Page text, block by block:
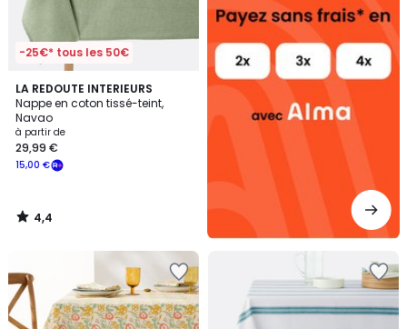
-25€* tous les 50€
LA REDOUTE INTERIEURS
Nappe en coton tissé-teint,
Navao
à partir de
15,00 €
29,99 €
4,4
/ 5
4,4
/